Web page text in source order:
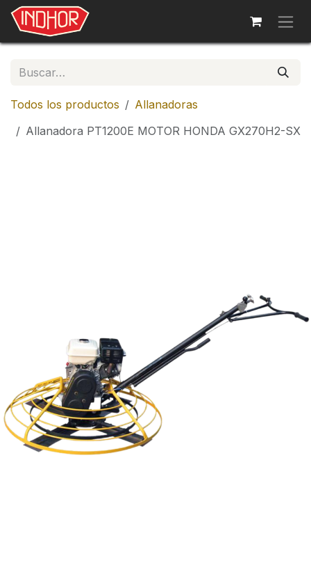
Ir al contenido
Todos los productos
Allanadoras
Allanadora PT1200E MOTOR HONDA GX270H2-SX